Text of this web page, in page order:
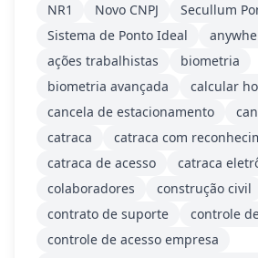
NR1
Novo CNPJ
Secullum
Sistema de Ponto Ideal
ações trabalhistas
biometria
biometria avançada
calcular
cancela de estacionamento
catraca
catraca com
catraca de acesso
catraca
colaboradores
construção civil
contrato de suporte
controle
controle de acesso empresa